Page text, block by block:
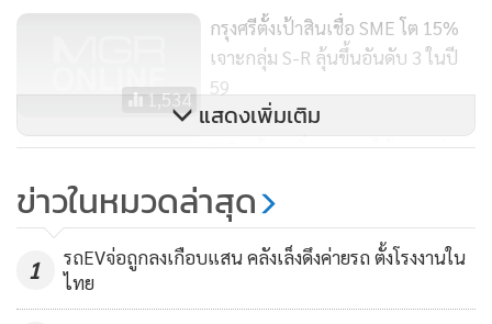
ธนาคารได้ เป็นต้น
1,534
กรุงศรีตั้งเป้าสินเชื่อ SME โต 15%
เจาะกลุ่ม S-R ลุ้นขึ้นอันดับ 3 ในปี
59
1,702
AIT พร้อมเพิ่มทุนหากได้งานพม่า
แสดงเพิ่มเติม
ข่าวในหมวดล่าสุด
1
รถEVจ่อถูกลงเกือบแสน คลังเล็งดึงค่ายรถ ตั้งโรงงานใน
ไทย